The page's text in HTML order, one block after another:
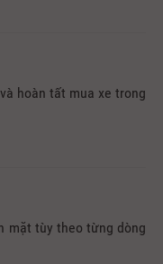
hoàn tất mua xe trong
mặt tùy theo từng dòng